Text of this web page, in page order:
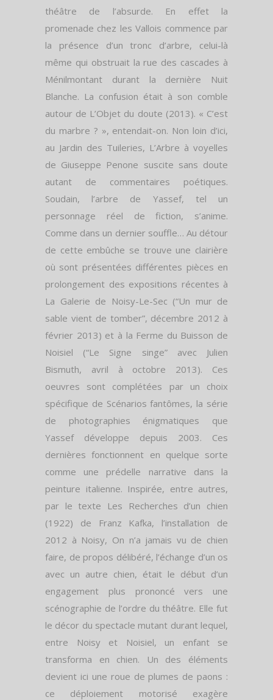
théâtre de l’absurde. En effet la
promenade chez les Vallois commence par
la présence d’un tronc d’arbre, celui-là
même qui obstruait la rue des cascades à
Ménilmontant durant la dernière Nuit
Blanche. La confusion était à son comble
autour de L’Objet du doute (2013). « C’est
du marbre ? », entendait-on. Non loin d’ici,
au Jardin des Tuileries, L’Arbre à voyelles
de Giuseppe Penone suscite sans doute
autant de commentaires poétiques.
Soudain, l’arbre de Yassef, tel un
personnage réel de fiction, s’anime.
Comme dans un dernier souffle… Au détour
de cette embûche se trouve une clairière
où sont présentées différentes pièces en
prolongement des expositions récentes à
La Galerie de Noisy-Le-Sec (“Un mur de
sable vient de tomber”, décembre 2012 à
février 2013) et à la Ferme du Buisson de
Noisiel (“Le Signe singe” avec Julien
Bismuth, avril à octobre 2013). Ces
oeuvres sont complétées par un choix
spécifique de Scénarios fantômes, la série
de photographies énigmatiques que
Yassef développe depuis 2003. Ces
dernières fonctionnent en quelque sorte
comme une prédelle narrative dans la
peinture italienne. Inspirée, entre autres,
par le texte Les Recherches d’un chien
(1922) de Franz Kafka, l’installation de
2012 à Noisy, On n’a jamais vu de chien
faire, de propos délibéré, l’échange d’un os
avec un autre chien, était le début d’un
engagement plus prononcé vers une
scénographie de l’ordre du théâtre. Elle fut
le décor du spectacle mutant durant lequel,
entre Noisy et Noisiel, un enfant se
transforma en chien. Un des éléments
devient ici une roue de plumes de paons :
ce déploiement motorisé exagère